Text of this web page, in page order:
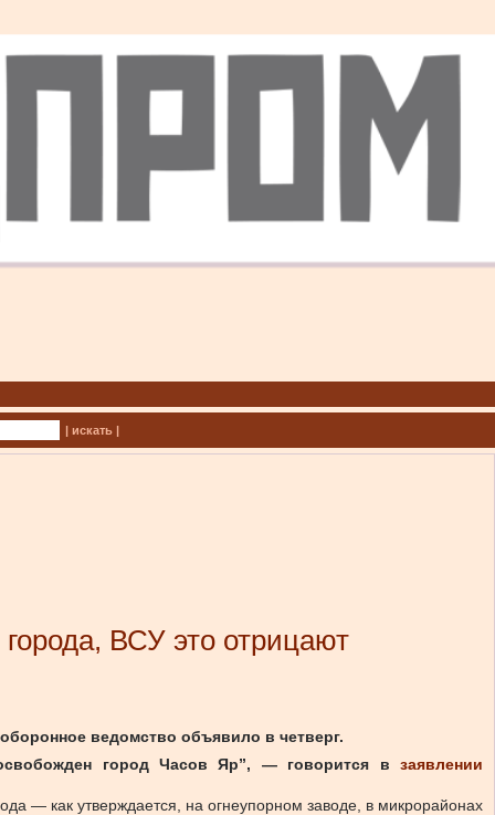
| искать |
ВСУ это отрицают
ведомство объявило в четверг.
освобожден город Часов Яр”, — говорится в заявлении
— как утверждается, на огнеупорном заводе, в микрорайонах